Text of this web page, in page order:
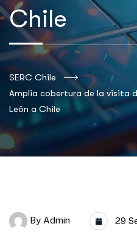
Chile
SERC Chile
Amplia cobertura de la visita
León a Chile
By Admin 29